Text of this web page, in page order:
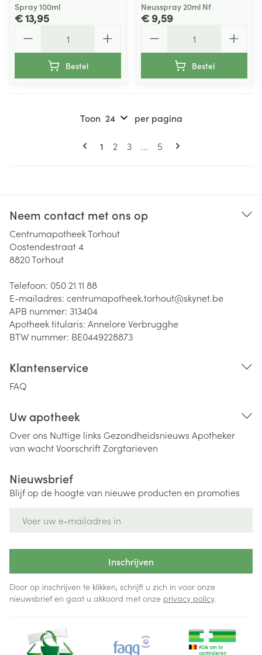
Spray 100ml
€ 13,95
Bestel
Neusspray 20ml Nf
€ 9,59
Bestel
Pagina's
U lees momenteel pagina
1 Pagina
2 Pagina
3 ... Pagina
5
Toon per pagina
Neem contact met ons op
Centrumapotheek Torhout
Oostendestraat 4
8820Torhout
Telefoon: 050 21 11 88
E-mailadres: centrumapotheek.torhout@skynet.be
APB nummer: 313404
Apotheek titularis: Annelore Verbrugghe
BTW nummer: BE0449228873
Klantenservice
FAQ
Uw apotheek
Over ons Nuttige links Gezondheidsnieuws Apotheker
van wachtVoorschriftZorgtarieven
Nieuwsbrief
Blijf op de hoogte van nieuwe producten en promoties
Inschrijven
Door op inschrijven te klikken, schrijft u zich in voor onze
nieuwsbrief en gaat u akkoord met onze privacy policy.